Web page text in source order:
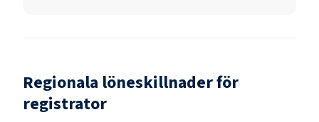
Regionala löneskillnader för
registrator